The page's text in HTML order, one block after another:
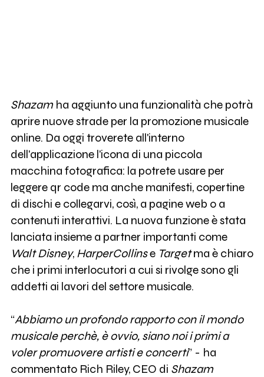
Shazamha aggiunto una funzionalità che potrà
aprire nuove strade per la promozione musicale
online. Da oggi troverete all'interno
dell'applicazione l'icona di una piccola
macchina fotografica: la potrete usare per
leggere qr code ma anche manifesti, copertine
di dischi e collegarvi, così, a pagine web o a
contenuti interattivi. La nuova funzione è stata
lanciata insieme a partner importanti come
Walt Disney, HarperCollinse Targetma è chiaro
che i primi interlocutori a cui si rivolge sono gli
addetti ai lavori del settore musicale.
“Abbiamo un profondo rapporto con il mondo
musicale perchè, è ovvio, siano noi i primi a
voler promuovere artisti e concerti” - ha
commentato Rich Riley, CEO di Shazam